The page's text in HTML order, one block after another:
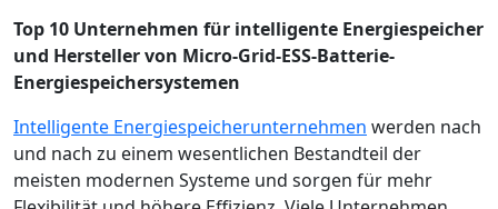
Top 10 Unternehmen für intelligente Energiespeicher
und Hersteller von Micro-Grid-ESS-Batterie-
Energiespeichersystemen
Intelligente Energiespeicherunternehmen werden nach
und nach zu einem wesentlichen Bestandteil der
meisten modernen Systeme und sorgen für mehr